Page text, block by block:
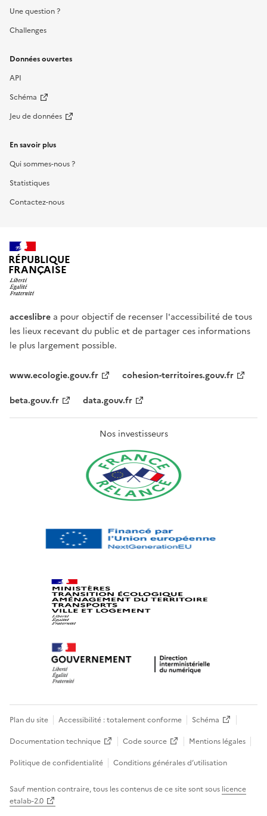
Une question ?
Challenges
Données ouvertes
API
Schéma
Jeu de données
En savoir plus
Qui sommes-nous ?
Statistiques
Contactez-nous
RÉPUBLIQUE
FRANÇAISE
acceslibre a pour objectif de recenser l'accessibilité de tous
les lieux recevant du public et de partager ces informations
le plus largement possible.
www.ecologie.gouv.fr
cohesion-territoires.gouv.fr
beta.gouv.fr
data.gouv.fr
Nos investisseurs
Plan du site Accessibilité : totalement conforme
Schéma
Documentation technique
Code source
Mentions légales
Politique de confidentialité
Conditions générales d’utilisation
Sauf mention contraire, tous les contenus de ce site sont sous licence
etalab-2.0